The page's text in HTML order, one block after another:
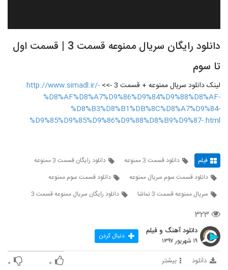
دانلود رایگان سریال ممنوعه قسمت 3 | قسمت اول
تا سوم
لینک دانلود سریال ممنوعه + قسمت 3 ->>
http://www.simadl.ir/-
%D8%AF%D8%A7%D9%86%D9%84%D9%88%D8%AF-
%D8%B3%D8%B1%DB%8C%D8%A7%D9%84-
%D9%85%D9%85%D9%86%D9%88%D8%B9%D9%87-.html
فیلم دانلود قسمت 3 ممنوعه
دانلود رایگان قسمت 3 ممنوعه
دانلود قسمت سوم سریال ممنوعه
دانلود قسمت سوم ممنوعه
سریال ممنوعه قسمت 3 نماشا
دانلود رایگان سریال ممنوعه قسمت 3
۳۲۳
دانلود آهنگ و فیلم
۱۹ شهریور ۱۳۹۷ دنبال کردن
دانلود بیشتر ۰ ۰